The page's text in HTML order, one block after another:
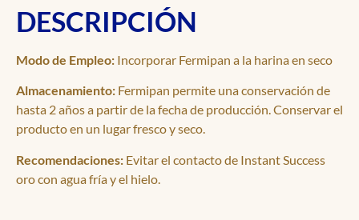
DESCRIPCIÓN
Modo de Empleo: Incorporar Fermipan a la harina en seco
Almacenamiento: Fermipan permite una conservación de
hasta 2 años a partir de la fecha de producción. Conservar el
producto en un lugar fresco y seco.
Recomendaciones: Evitar el contacto de Instant Success
oro con agua fría y el hielo.